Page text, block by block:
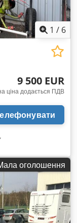
1 / 6
9 500 EUR
ціна додається ПДВ
,
оголошення